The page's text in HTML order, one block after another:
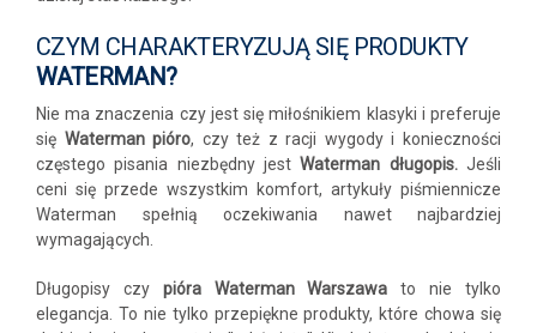
CZYM CHARAKTERYZUJĄ SIĘ PRODUKTY
WATERMAN?
Nie ma znaczenia czy jest się miłośnikiem klasyki i preferuje
się Waterman pióro, czy też z racji wygody i konieczności
częstego pisania niezbędny jestWaterman długopis.Jeśli
ceni się przede wszystkim komfort, artykuły piśmiennicze
Waterman spełnią oczekiwania nawet najbardziej
wymagających.
Długopisy czy pióra Waterman Warszawa to nie tylko
elegancja. To nie tylko przepiękne produkty, które chowa się